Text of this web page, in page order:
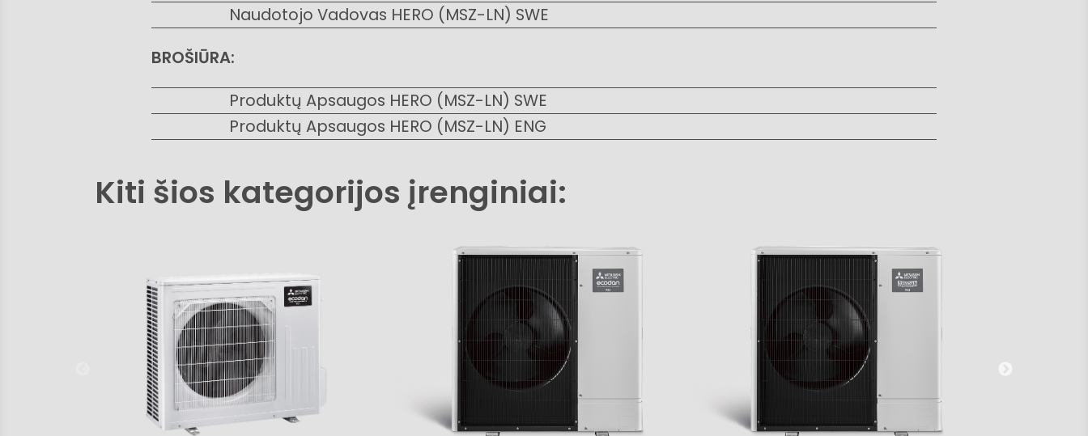
Naudotojo Vadovas HERO (MSZ-LN) SWE
BROŠIŪRA:
Produktų Apsaugos HERO (MSZ-LN) SWE
Produktų Apsaugos HERO (MSZ-LN) ENG
Kiti šios kategorijos įrenginiai: